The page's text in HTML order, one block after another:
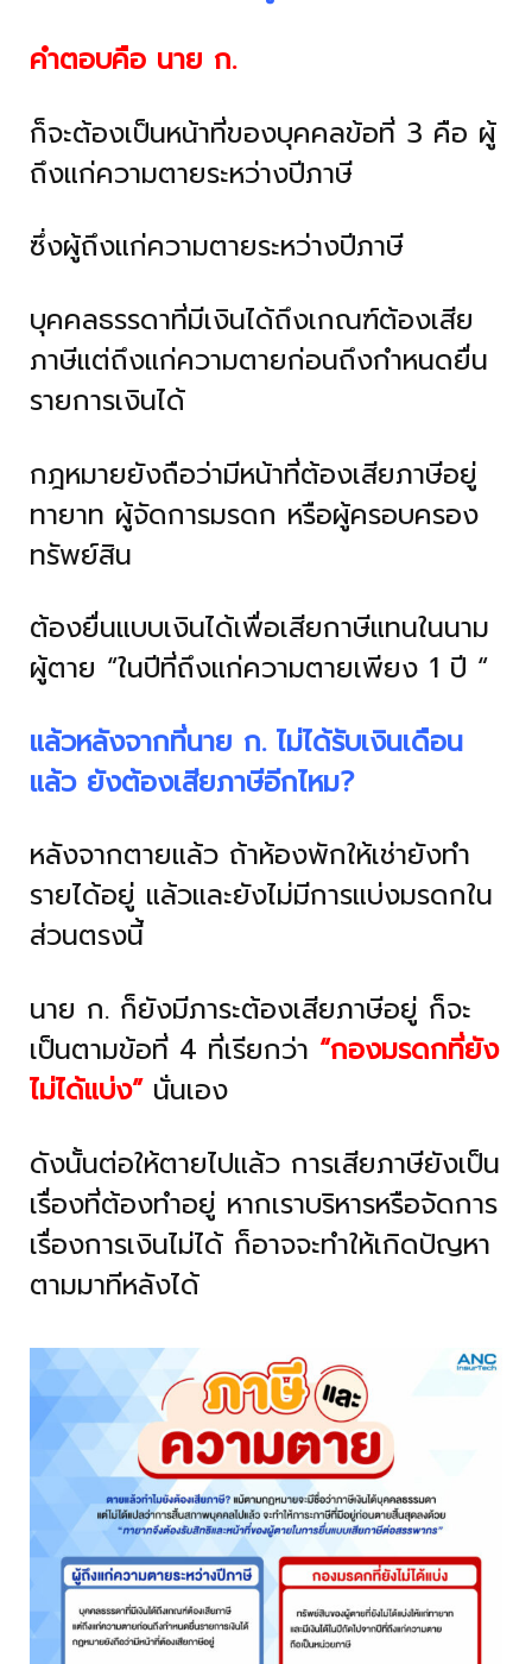
คำตอบคือ นาย ก.
ก็จะต้องเป็นหน้าที่ของบุคคลข้อที่ 3 คือ ผู้
ถึงแก่ความตายระหว่างปีภาษี
ซึ่งผู้ถึงแก่ความตายระหว่างปีภาษี
บุคคลธรรดาที่มีเงินได้ถึงเกณฑ์ต้องเสีย
ภาษีแต่ถึงแก่ความตายก่อนถึงกำหนดยื่น
รายการเงินได้
กฎหมายยังถือว่ามีหน้าที่ต้องเสียภาษีอยู่
ทายาท ผู้จัดการมรดก หรือผู้ครอบครอง
ทรัพย์สิน
ต้องยื่นแบบเงินได้เพื่อเสียกาษีแทนในนาม
ผู้ตาย “ในปีที่ถึงแก่ความตายเพียง 1 ปี “
แล้วหลังจากที่นาย ก. ไม่ได้รับเงินเดือน
แล้ว ยังต้องเสียภาษีอีกไหม?
หลังจากตายแล้ว ถ้าห้องพักให้เช่ายังทำ
รายได้อยู่ แล้วและยังไม่มีการแบ่งมรดกใน
ส่วนตรงนี้
นาย ก. ก็ยังมีภาระต้องเสียภาษีอยู่ ก็จะ
เป็นตามข้อที่ 4 ที่เรียกว่า “กองมรดกที่ยัง
ไม่ได้แบ่ง” นั่นเอง
ดังนั้นต่อให้ตายไปแล้ว การเสียภาษียังเป็น
เรื่องที่ต้องทำอยู่ หากเราบริหารหรือจัดการ
เรื่องการเงินไม่ได้ ก็อาจจะทำให้เกิดปัญหา
ตามมาทีหลังได้